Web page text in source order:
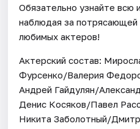
Обязательно узнайте всю
наблюдая за потрясающей
любимых актеров!
Актерский состав:
Фурсенко/Валерия
Андрей Гайдулян/
Денис Косяков/Павел
Никита Заболотный/